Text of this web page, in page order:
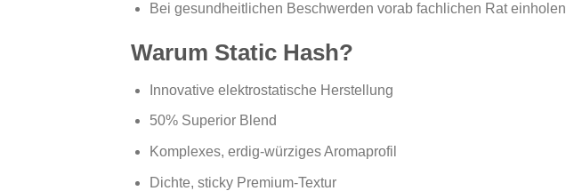
Bei gesundheitlichen Beschwerden vorab fachlichen Rat einholen
Warum Static Hash?
Innovative elektrostatische Herstellung
50% Superior Blend
Komplexes, erdig-würziges Aromaprofil
Dichte, sticky Premium-Textur